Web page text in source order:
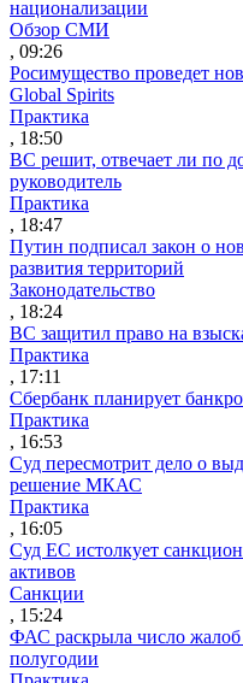
национализации
Обзор СМИ
, 09:26
Росимущество проведет
Global Spirits
Практика
, 18:50
ВС решит, отвечает ли по
руководитель
Практика
, 18:47
Путин подписал закон о
развития территорий
Законодательство
, 18:24
ВС защитил право на
Практика
, 17:11
Сбербанк планирует
Практика
, 16:53
Суд пересмотрит дело о
решение МКАС
Практика
, 16:05
Суд ЕС истолкует
активов
Санкции
, 15:24
ФАС раскрыла число жалоб
полугодии